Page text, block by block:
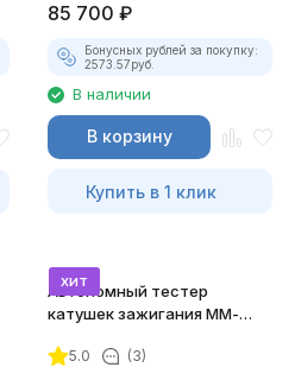
85 700 ₽
Бонусных рублей за покупку:
2573.57руб.
В наличии
В корзину
Купить в 1 клик
хит
Автономный тестер
катушек зажигания ММ-
комплект)
5.0 (3)